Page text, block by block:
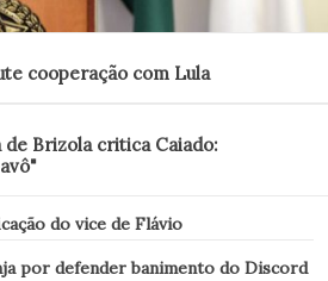
cooperação com Lula
de Brizola critica Caiado:
do vice de Flávio
por defender banimento do Discord